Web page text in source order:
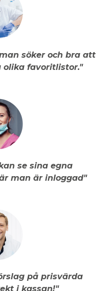
söker och bra att
olika favoritlistor."
se sina egna
man är inloggad"
på prisvärda
i kassan!"